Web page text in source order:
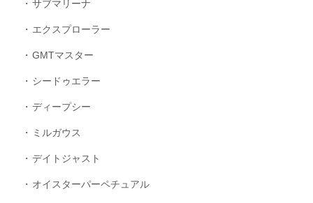
サブマリーナ
エクスプローラー
GMTマスター
シードゥエラー
ディープシー
ミルガウス
デイトジャスト
オイスターパーペチュアル